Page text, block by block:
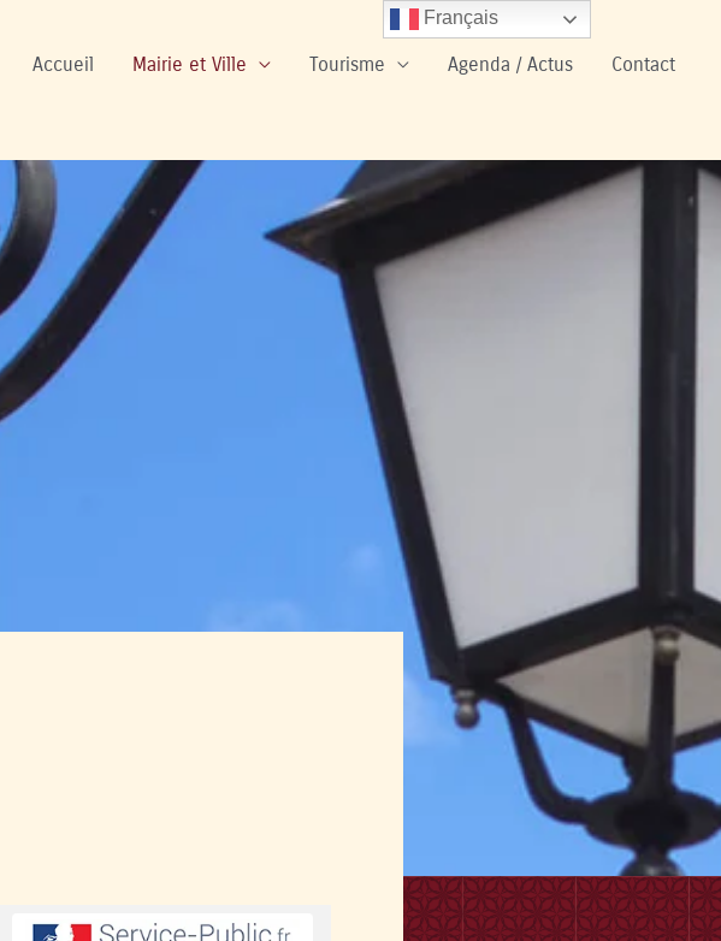
Accueil Mairie et Ville Tourisme Agenda / Actus Contact
Français